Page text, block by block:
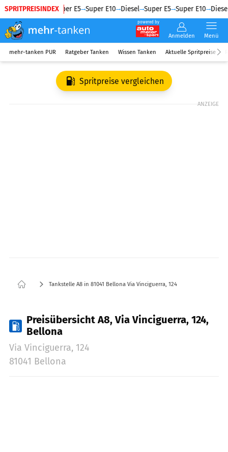
SPRITPREISINDEX
Diesel Super E5 Super E10 Diesel Super E5 Super E10 Diesel
powered by
Anmelden Menü
mehr-tanken PUR Ratgeber Tanken Wissen Tanken Aktuelle Spritpreise
Spritpreise vergleichen
ANZEIGE
Tankstelle A8 in 81041 Bellona Via Vinciguerra, 124
Preisübersicht A8, Via Vinciguerra, 124,
Bellona
Via Vinciguerra, 124
81041 Bellona